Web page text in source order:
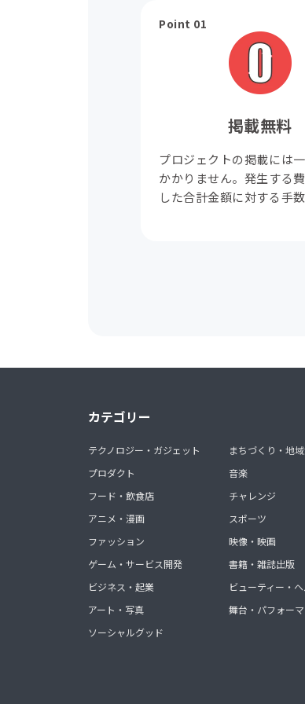
Point 01
掲載無料
プロジェクトの掲載には
かかりません。発生する
した合計金額に対する手数
カテゴリー
テクノロジー・ガジェット
プロダクト
フード・飲食店
アニメ・漫画
ファッション
ゲーム・サービス開発
ビジネス・起業
アート・写真
ソーシャルグッド
まちづくり・地
音楽
チャレンジ
スポーツ
映像・映画
書籍・雑誌出版
ビューティー・
舞台・パフォー